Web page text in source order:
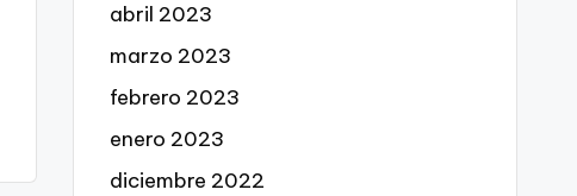
abril 2023
marzo 2023
febrero 2023
enero 2023
diciembre 2022